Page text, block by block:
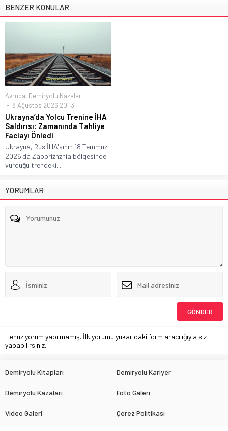
BENZER KONULAR
Avrupa, Demiryolu Kazaları
8 Ağustos 2026 20:13
Ukrayna’da Yolcu Trenine İHA
Saldırısı: Zamanında Tahliye
Faciayı Önledi
Ukrayna, Rus İHA'sının 18 Temmuz
2026'da Zaporizhzhia bölgesinde
vurduğu trendeki...
YORUMLAR
Henüz yorum yapılmamış. İlk yorumu yukarıdaki form aracılığıyla siz
yapabilirsiniz.
Demiryolu Kitapları Demiryolu Kariyer
Demiryolu Kazaları Foto Galeri
Video Galeri Çerez Politikası